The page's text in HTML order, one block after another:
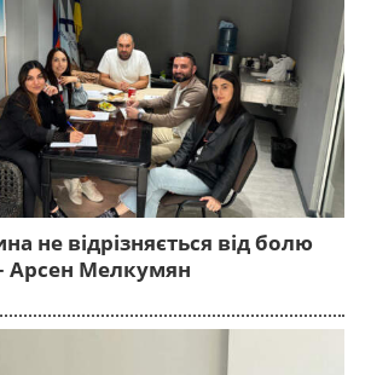
не відрізняється від болю
Арсен Мелкумян